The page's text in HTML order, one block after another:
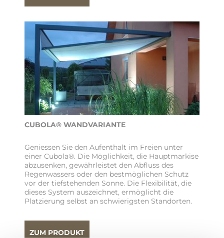
CUBOLA® WANDVARIANTE
Geniessen Sie den Aufenthalt im Freien unter
einer Cubola®. Die Möglichkeit, die Hauptmarkise
abzusenken, gewährleistet den Abfluss des
Regenwassers oder den bestmöglichen Schutz
vor der tiefstehenden Sonne. Die Flexibilität, die
dieses System auszeichnet, ermöglicht die
Platzierung selbst an schwierigsten Standorten.
ZUM PRODUKT